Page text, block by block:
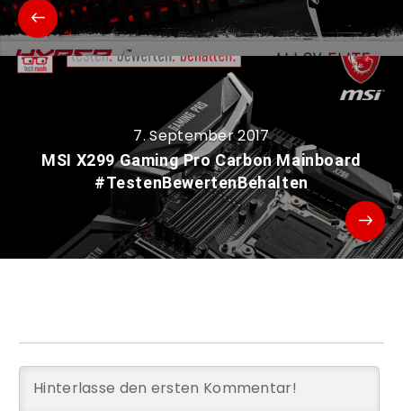
7. September 2017
MSI X299 Gaming Pro Carbon Mainboard
#TestenBewertenBehalten